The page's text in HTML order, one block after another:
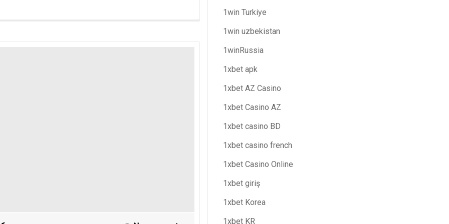
1win Turkiye
1win uzbekistan
1winRussia
1xbet apk
1xbet AZ Casino
1xbet Casino AZ
1xbet casino BD
1xbet casino french
1xbet Casino Online
1xbet giriş
1xbet Korea
1xbet KR